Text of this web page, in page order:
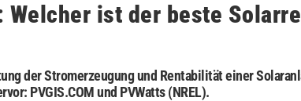
Welcher ist der beste
der Stromerzeugung und Rentabilität einer
PVGIS.COM und PVWatts (NREL).